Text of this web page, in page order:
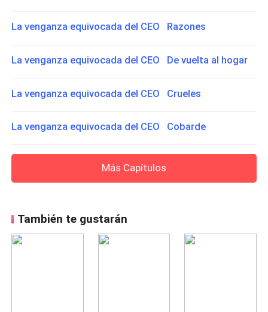
La venganza equivocada del CEO Razones
La venganza equivocada del CEO De vuelta al hogar
La venganza equivocada del CEO Crueles
La venganza equivocada del CEO Cobarde
Más Capítulos
También te gustarán